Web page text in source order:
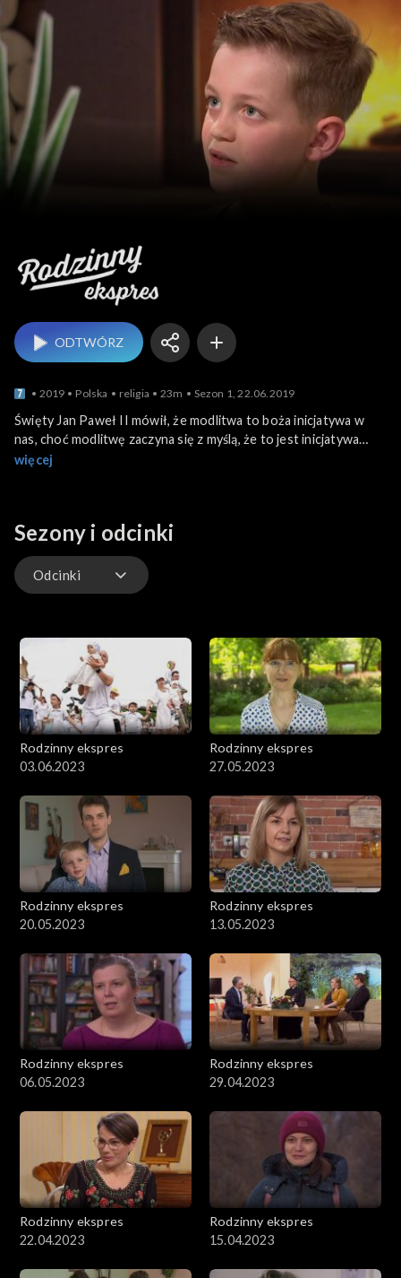
Rodzinny ekspres
ODTWÓRZ
2019 Polska religia 23m Sezon 1, 22.06.2019
Święty Jan Paweł II mówił, że modlitwa to boża inicjatywa w
nas, choć modlitwę zaczyna się z myślą, że to jest inicjatywa
człowieka. Pełnię modlitwy osiąga człowiek nie wtedy, gdy
więcej
Sezony i odcinki
Odcinki
Rodzinny ekspres
03.06.2023
Rodzinny ekspres
27.05.2023
Rodzinny ekspres
20.05.2023
Rodzinny ekspres
13.05.2023
Rodzinny ekspres
06.05.2023
Rodzinny ekspres
29.04.2023
Rodzinny ekspres
22.04.2023
Rodzinny ekspres
15.04.2023